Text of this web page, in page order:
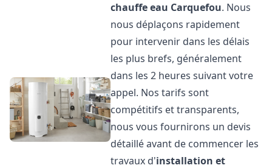
chauffe eau Carquefou. Nous
nous déplaçons rapidement
pour intervenir dans les délais
les plus brefs, généralement
dans les 2 heures suivant votre
appel. Nos tarifs sont
compétitifs et transparents,
nous vous fournirons un devis
détaillé avant de commencer les
travaux d'installation et